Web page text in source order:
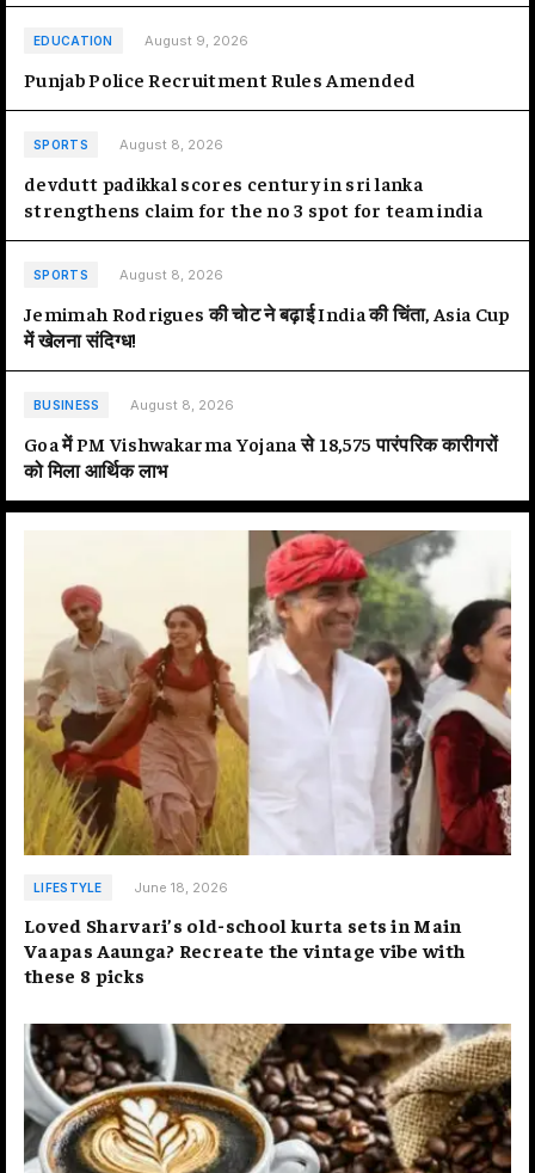
EDUCATION August 9, 2026
Punjab Police Recruitment Rules Amended
SPORTS August 8, 2026
devdutt padikkal scores century in sri lanka
strengthens claim for the no 3 spot for team india
SPORTS August 8, 2026
Jemimah Rodrigues की चोट ने बढ़ाई India की चिंता, Asia Cup
में खेलना संदिग्ध!
BUSINESS August 8, 2026
Goa में PM Vishwakarma Yojana से 18,575 पारंपरिक कारीगरों
को मिला आर्थिक लाभ
LIFESTYLE June 18, 2026
Loved Sharvari’s old-school kurta sets in Main
Vaapas Aaunga? Recreate the vintage vibe with
these 8 picks